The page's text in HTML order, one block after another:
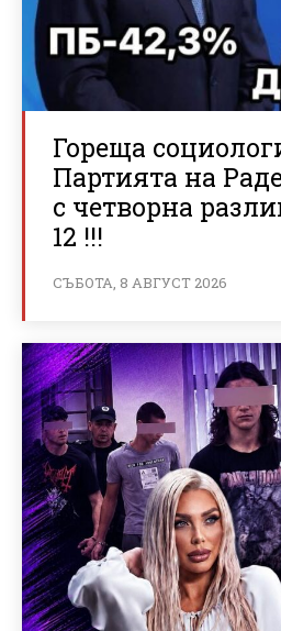
Гореща
Партията на
с четворна
12 !!!
СЪБОТА, 8 АВГУСТ 2026